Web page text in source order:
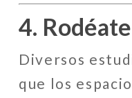
4.
Diversos
que los